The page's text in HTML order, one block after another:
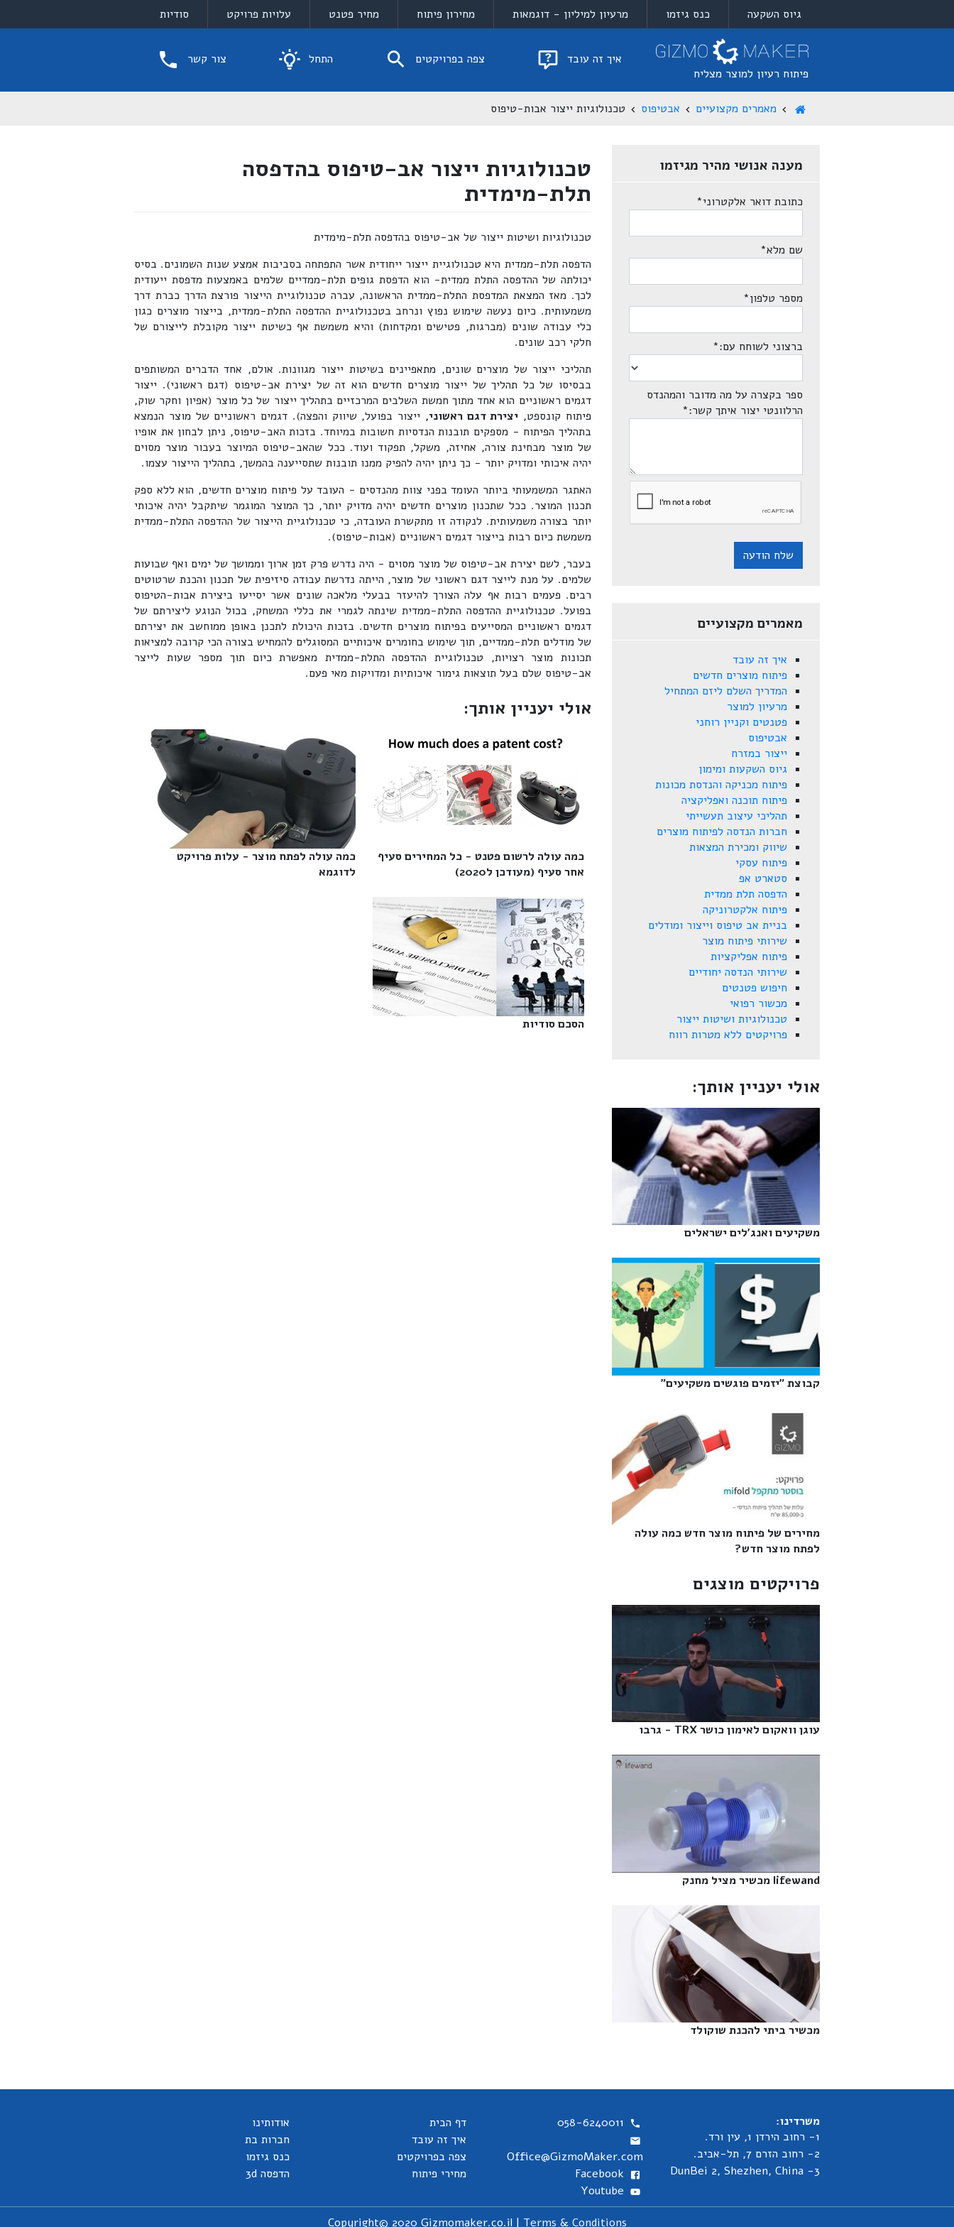
גיוס השקעה כנס גיזמו מרעיון למיליון - דוגמאות מחירון פיתוח מחיר פטנט עלויות פרויקט סודיות
פיתוח רעיון למוצר מצליח
איך זה עובד צפה בפרויקטים התחל צור קשר
מאמרים מקצועיים אבטיפוס טכנולוגיות ייצור אבות-טיפוס
טכנולוגיות ייצור אב-טיפוס בהדפסה
תלת-מימדית
טכנולוגיות ושיטות ייצור של אב-טיפוס בהדפסה תלת-מימדית
הדפסה תלת-ממדית היא טכנולוגיית ייצור ייחודית אשר התפתחה בסביבות אמצע שנות השמונים. בסיס
יכולתה של ההדפסה התלת ממדית- הוא הדפסת גופים תלת-ממדיים שלמים באמצעות מדפסת ייעודית
לכך. מאז המצאת המדפסת התלת-ממדית הראשונה, עברה טכנולוגיית הייצור פורצת הדרך כברת דרך
משמעותית. כיום נעשה שימוש נפוץ ונרחב בטכנולוגיית ההדפסה התלת-ממדית, בייצור מוצרים כגון
כלי עבודה שונים (מברגות, פטישים ומקדחות) והיא משמשת אף כשיטת ייצור מקובלת לייצורם של
חלקי רכב שונים.
תהליכי ייצור של מוצרים שונים, מתאפיינים בשיטות ייצור מגוונות. אולם, אחד הדברים המשותפים
בבסיסו של כל תהליך של ייצור מוצרים חדשים הוא זה של יצירת אב-טיפוס (דגם ראשוני). ייצור
דגמים ראשוניים הוא אחד מתוך חמשת השלבים המרכזיים בתהליך ייצור של כל מוצר (אפיון וחקר שוק,
פיתוח קונספט, יצירת דגם ראשוני, ייצור בפועל, שיווק והפצה). דגמים ראשוניים של מוצר הנמצא
בתהליך הפיתוח - מספקים תובנות הנדסיות חשובות במיוחד. בזכות האב-טיפוס, ניתן לבחון את אופיו
של מוצר מבחינת צורה, אחיזה, משקל, תפקוד ועוד. ככל שהאב-טיפוס המיוצר בעבור מוצר מסוים
יהיה איכותי ומדויק יותר - כך ניתן יהיה להפיק ממנו תובנות שתסייענה בהמשך, בתהליך הייצור עצמו.
האתגר המשמעותי ביותר העומד בפני צוות מהנדסים - העובד על פיתוח מוצרים חדשים, הוא ללא ספק
תכנון המוצר. ככל שתכנון מוצרים חדשים יהיה מדויק יותר, כך המוצר המוגמר שיתקבל יהיה איכותי
יותר בצורה משמעותית. לנקודה זו מתקשרת העובדה, כי טכנולוגיית הייצור של ההדפסה התלת-ממדית
משמשת כיום רבות בייצור דגמים ראשוניים (אבות-טיפוס).
בעבר, לשם יצירת אב-טיפוס של מוצר מסוים - היה נדרש פרק זמן ארוך וממושך של ימים ואף שבועות
שלמים. על מנת לייצר דגם ראשוני של מוצר, הייתה נדרשת עבודה סיזיפית של תכנון והכנת שרטוטים
רבים. פעמים רבות אף עלה הצורך להיעזר בבעלי מלאכה שונים אשר יסייעו ביצירת אבות-הטיפוס
בפועל. טכנולוגיית ההדפסה התלת-ממדית שינתה לגמרי את כללי המשחק, בכול הנוגע ליצירתם של
דגמים ראשוניים המסייעים בפיתוח מוצרים חדשים. בזכות היכולת לתכנן באופן ממוחשב את יצירתם
של מודלים תלת-ממדיים, תוך שימוש בחומרים איכותיים המסוגלים להמחיש בצורה הכי קרובה למציאות
תכונות מוצר רצויות, טכנולוגיית ההדפסה התלת-ממדית מאפשרת כיום תוך מספר שעות לייצר
אב-טיפוס שלם בעל תוצאות גימור איכותיות ומדויקות מאי פעם.
אולי יעניין אותך:
כמה עולה לרשום פטנט - כל המחירים סעיף
אחר סעיף (מעודכן ל2020)‎
כמה עולה לפתח מוצר - עלות פרויקט
לדוגמא‎
הסכם סודיות‎
מענה אנושי מהיר מגיזמו
כתובת דואר אלקטרוני*
שם מלא*
מספר טלפון*
ברצוני לשוחח עם:*
ספר בקצרה על מה מדובר והמהנדס
הרלוונטי יצור איתך קשר:*
שלח הודעה
מאמרים מקצועיים
איך זה עובד
פיתוח מוצרים חדשים
המדריך השלם ליזם המתחיל
מרעיון למוצר
פטנטים וקניין רוחני
אבטיפוס
ייצור במזרח
גיוס השקעות ומימון
פיתוח מכניקה והנדסת מכונות
פיתוח תוכנה ואפליקציה
תהליכי עיצוב תעשייתי
חברות הנדסה לפיתוח מוצרים
שיווק ומכירת המצאות
פיתוח עסקי
סטארט אפ
הדפסה תלת ממדית
פיתוח אלקטרוניקה
בניית אב טיפוס וייצור ומודלים
שירותי פיתוח מוצר
פיתוח אפליקציות
שירותי הנדסה יחודיים
חיפוש פטנטים
מכשור רפואי
טכנולוגיות ושיטות ייצור
פרויקטים ללא מטרות רווח
אולי יעניין אותך:
משקיעים ואנג'לים ישראלים‎
קבוצת "יזמים פוגשים משקיעים"‎
מחירים של פיתוח מוצר חדש כמה עולה
לפתח מוצר חדש?‎
פרויקטים מוצגים
עוגן וואקום לאימון כושר TRX - גרבו‎
lifewand מכשיר מציל מחנק‎
מכשיר ביתי להכנת שוקולד‎
משרדינו:
1- רחוב הירדן 1, עין ורד.
2- רחוב הזרם 7, תל-אביב.
3- DunBei 2, Shezhen, China
058-6240011
Office@GizmoMaker.com
Facebook
Youtube
דף הבית
איך זה עובד
צפה בפרויקטים
מחירי פיתוח
אודותינו
חברות בת
כנס גיזמו
הדפסה 3d
Copyright© 2020 Gizmomaker.co.il | Terms & Conditions